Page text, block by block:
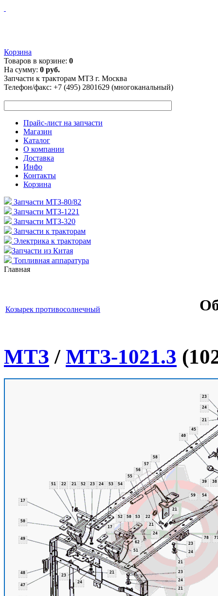
Корзина
Товаров в корзине: 0
На сумму: 0 руб.
Запчасти к тракторам МТЗ г. Москва
Телефон/факс: +7 (495) 2801629 (многоканальный)
Прайс-лист на запчасти
Магазин
Каталог
О компании
Доставка
Инфо
Контакты
Корзина
Запчасти МТЗ-80/82
Запчасти МТЗ-1221
Запчасти МТЗ-320
Запчасти к тракторам
Электрика к тракторам
Запчасти из Китая
Топливная аппаратура
Главная
Козырек противосолнечный
МТЗ / МТЗ-1021.3
17
17
21
21
21
21
21
21
21
22
22 23
23
23
23
23
24
24
24
24
24
24
38
39
40
45
47
48
49
50
50
51
51
52
52
53
53
54
54
55
56
57
58
59
62
78